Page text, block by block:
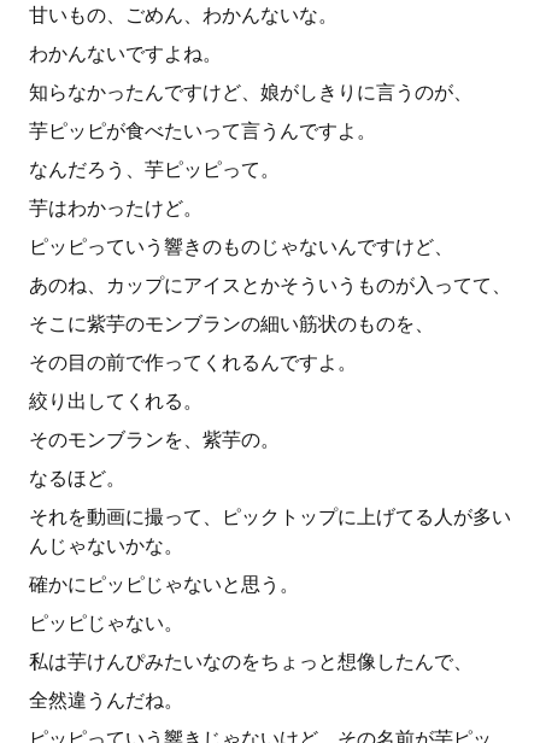
甘いもの、ごめん、わかんないな。
わかんないですよね。
知らなかったんですけど、娘がしきりに言うのが、
芋ピッピが食べたいって言うんですよ。
なんだろう、芋ピッピって。
芋はわかったけど。
ピッピっていう響きのものじゃないんですけど、
あのね、カップにアイスとかそういうものが入ってて、
そこに紫芋のモンブランの細い筋状のものを、
その目の前で作ってくれるんですよ。
絞り出してくれる。
そのモンブランを、紫芋の。
なるほど。
それを動画に撮って、ピックトップに上げてる人が多い
んじゃないかな。
確かにピッピじゃないと思う。
ピッピじゃない。
私は芋けんぴみたいなのをちょっと想像したんで、
全然違うんだね。